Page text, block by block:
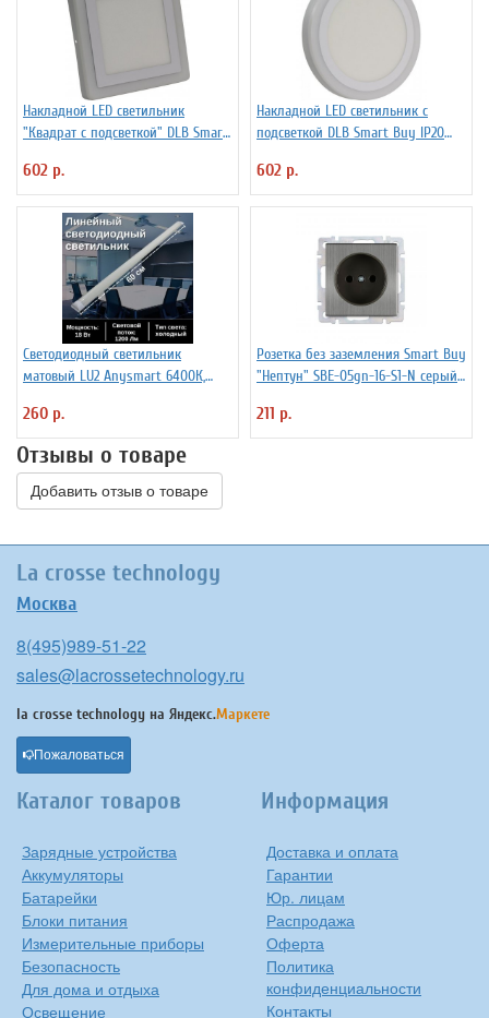
Накладной LED светильник
"Квадрат с подсветкой" DLB Smart
602 р.
Накладной LED светильник с
подсветкой DLB Smart Buy IP20
602 р.
Светодиодный светильник
матовый LU2 Anysmart 6400К,
260 р.
Розетка без заземления Smart Buy
"Нептун" SBE-05gn-16-S1-N серый
211 р.
Отзывы о товаре
Добавить отзыв о товаре
La crosse technology
Москва
8(495)989-51-22
sales@lacrossetechnology.ru
la crosse technology на Яндекс.Маркете
Пожаловаться
Каталог товаров
Зарядные устройства
Аккумуляторы
Батарейки
Блоки питания
Измерительные приборы
Безопасность
Для дома и отдыха
Освещение
Информация
Доставка и оплата
Гарантии
Юр. лицам
Распродажа
Оферта
Политика
конфиденциальности
Контакты